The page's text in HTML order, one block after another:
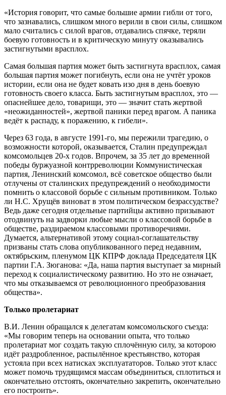
«История говорит, что самые большие армии гибли от того,
что зазнавались, слишком много верили в свои силы, слишком
мало считались с силой врагов, отдавались спячке, теряли
боевую готовность и в критическую минуту оказывались
застигнутыми врасплох.
Самая большая партия может быть застигнута врасплох, самая
большая партия может погибнуть, если она не учтёт уроков
истории, если она не будет ковать изо дня в день боевую
готовность своего класса. Быть застигнутым врасплох, это —
опаснейшее дело, товарищи, это — значит стать жертвой
«неожиданностей», жертвой паники перед врагом. А паника
ведёт к распаду, к поражению, к гибели».
Через 63 года, в августе 1991-го, мы пережили трагедию, о
возможности которой, оказывается, Сталин предупреждал
комсомольцев 20-х годов. Впрочем, за 35 лет до временной
победы буржуазной контрреволюции Коммунистическая
партия, Ленинский комсомол, всё советское общество были
отлучены от сталинских предупреждений о необходимости
помнить о классовой борьбе с сильным противником. Только
ли Н.С. Хрущёв виноват в этом политическом безрассудстве?
Ведь даже сегодня отдельные партийцы активно призывают
отодвинуть на задворки любые мысли о классовой борьбе в
обществе, раздираемом классовыми противоречиями.
Думается, альтернативой этому социал-соглашательству
призваны стать слова опубликованного перед недавним,
октябрьским, пленумом ЦК КПРФ доклада Председателя ЦК
партии Г.А. Зюганова: «Да, наша партия выступает за мирный
переход к социалистическому развитию. Но это не означает,
что мы отказываемся от революционного преобразования
общества».
Только пролетариат
В.И. Ленин обращался к делегатам комсомольского съезда:
«Мы говорим теперь на основании опыта, что только
пролетариат мог создать такую сплочённую силу, за которою
идёт раздробленное, распылённое крестьянство, которая
устояла при всех натисках эксплуататоров. Только этот класс
может помочь трудящимся массам объединиться, сплотиться и
окончательно отстоять, окончательно закрепить, окончательно
его построить».